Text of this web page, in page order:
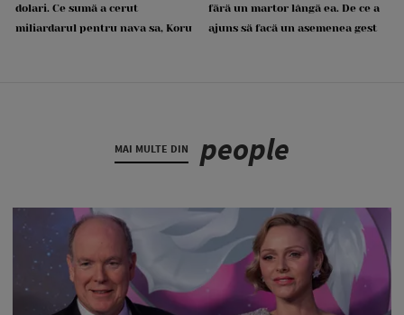
dolari. Ce sumă a cerut
miliardarul pentru nava sa, Koru
fără un martor lângă ea. De ce a
ajuns să facă un asemenea gest
MAI MULTE DIN people